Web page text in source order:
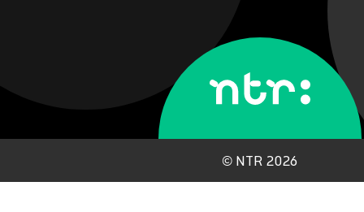
© NTR 2026